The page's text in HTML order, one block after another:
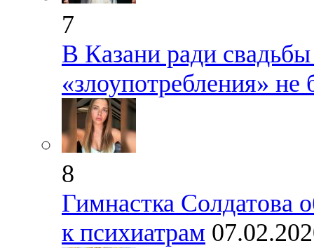
7
В Казани ради
«злоупотребления» не
8
Гимнастка Солдатова
к психиатрам